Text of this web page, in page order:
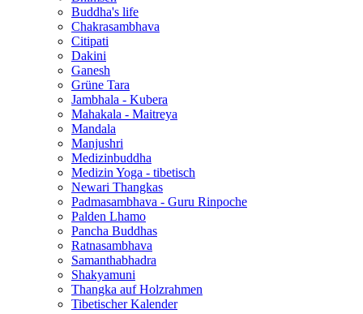
Buddha's life
Chakrasambhava
Citipati
Dakini
Ganesh
Grüne Tara
Jambhala - Kubera
Mahakala - Maitreya
Mandala
Manjushri
Medizinbuddha
Medizin Yoga - tibetisch
Newari Thangkas
Padmasambhava - Guru Rinpoche
Palden Lhamo
Pancha Buddhas
Ratnasambhava
Samanthabhadra
Shakyamuni
Thangka auf Holzrahmen
Tibetischer Kalender